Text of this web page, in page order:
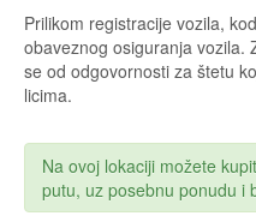
Prilikom registracije vozila,
obaveznog osiguranja vozila.
se od odgovornosti za štetu
licima.
Na ovoj lokaciji možete
putu, uz posebnu ponudu i